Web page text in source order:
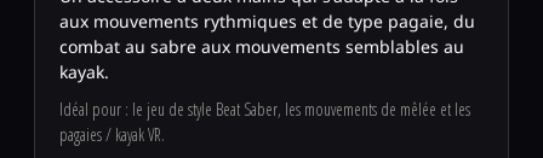
aux mouvements rythmiques et de type pagaie, du
combat au sabre aux mouvements semblables au
kayak.
Idéal pour : le jeu de style Beat Saber, les mouvements de mêlée et les
pagaies / kayak VR.